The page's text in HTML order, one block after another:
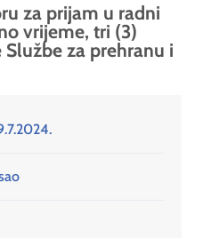
za prijam u radni
vrijeme, tri (3)
za prehranu i